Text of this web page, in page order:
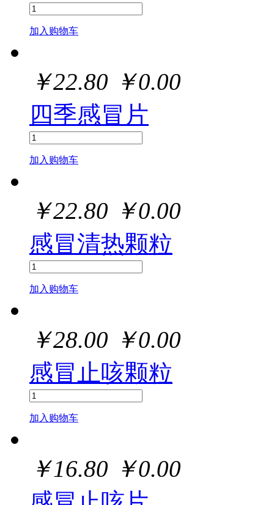
加入购物车
￥22.80 ￥0.00
四季感冒片
加入购物车
￥22.80 ￥0.00
感冒清热颗粒
加入购物车
￥28.00 ￥0.00
感冒止咳颗粒
加入购物车
￥16.80 ￥0.00